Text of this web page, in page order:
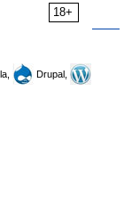
18+
Drupal,